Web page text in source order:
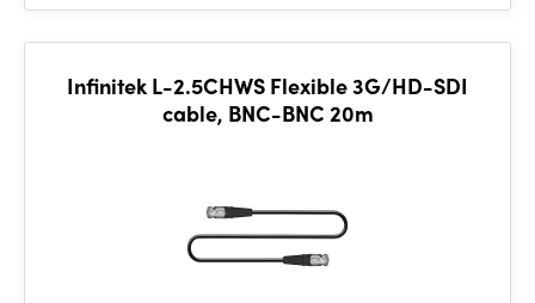
Infinitek L-2.5CHWS Flexible 3G/HD-SDI
cable, BNC-BNC 20m